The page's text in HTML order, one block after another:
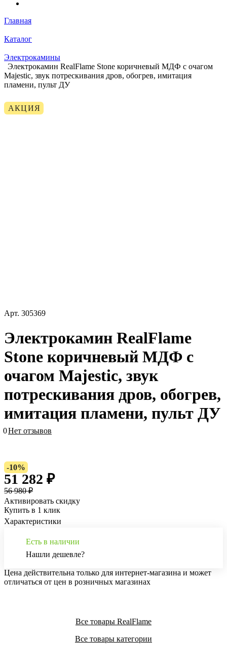
Главная
Каталог
Электрокамины
Электрокамин RealFlame Stone коричневый МДФ с очагом
Majestic, звук потрескивания дров, обогрев, имитация
пламени, пульт ДУ
АКЦИЯ
Арт. 305369
Электрокамин RealFlame
Stone коричневый МДФ с
очагом Majestic, звук
потрескивания дров, обогрев,
имитация пламени, пульт ДУ
0Нет отзывов
-10%
51 282 ₽
56 980 ₽
Активировать скидку
Купить в 1 клик
Характеристики
Есть в наличии
Нашли дешевле?
Цена действительна только для интернет-магазина и может
отличаться от цен в розничных магазинах
Все товары RealFlame
Все товары категории